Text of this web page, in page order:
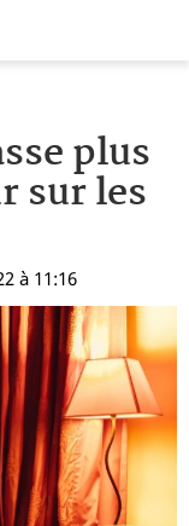
plus
sur les
à 11:16